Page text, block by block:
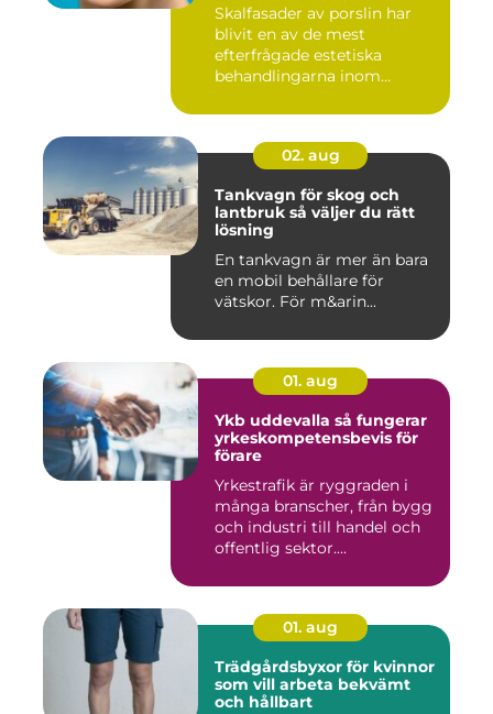
Skalfasader av porslin har
blivit en av de mest
efterfrågade estetiska
behandlingarna inom
02. aug
Tankvagn för skog och
lantbruk så väljer du rätt
lösning
En tankvagn är mer än bara
en mobil behållare för
vätskor. För m&arin...
01. aug
Ykb uddevalla så fungerar
yrkeskompetensbevis för
förare
Yrkestrafik är ryggraden i
många branscher, från bygg
och industri till handel och
offentlig sektor....
01. aug
Trädgårdsbyxor för kvinnor
som vill arbeta bekvämt
och hållbart